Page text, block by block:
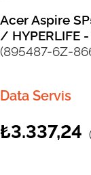
Acer Aspire
/ HYPERLIFE
(895487-6Z-
Data Servis
₺3.337,24